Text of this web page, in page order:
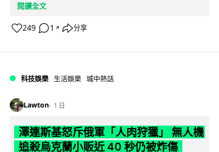
閱讀全文
249 1 ↗ 分享
科技娛樂 生活娛樂 城中熱話
Lawton 1 日
澤連斯基怒斥俄軍「人肉狩獵」 無人機
追殺烏克蘭小販近 40 秒仍被炸傷